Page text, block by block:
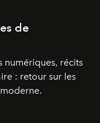
de
numériques, récits
: retour sur les